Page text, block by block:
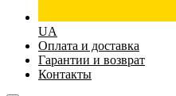
UA
Оплата и доставка
Гарантии и возврат
Контакты